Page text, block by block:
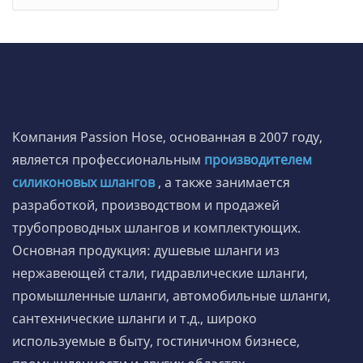
Компания Passion Hose, основанная в 2007 году,
является профессиональным производителем
силиконовых шлангов , а также занимается
разработкой, производством и продажей
трубопроводных шлангов и комплектующих.
Основная продукция: душевые шланги из
нержавеющей стали, гидравлические шланги,
промышленные шланги, автомобильные шланги,
сантехнические шланги и т.д., широко
используемые в быту, гостиничном бизнесе,